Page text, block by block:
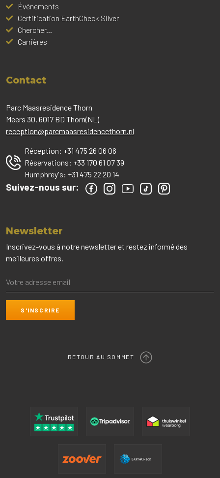
Événements
Certification EarthCheck Silver
Chercher...
Carrières
Contact
Parc Maasresidence Thorn
Meers 30, 6017 BD Thorn(NL)
reception@parcmaasresidencethorn.nl
Réception: +31 475 26 06 06
Réservations: +33 170 61 07 39
Humphrey's: +31 475 22 20 14
Suivez-nous sur:
Newsletter
Inscrivez-vous à notre newsletter et restez informé des
meilleures offres.
RETOUR AU SOMMET